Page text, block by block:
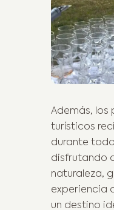
Además, los
turísticos
durante
disfrutando
naturaleza,
experiencia
un destino